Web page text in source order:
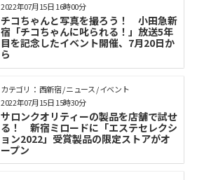
チコちゃんと写真を撮ろう！ 小田急新
宿「チコちゃんに叱られる！」放送5年
目を記念したイベント開催、7月20日か
ら
2022年07月15日 16時00分
カテゴリ： 西新宿 / ニュース / イベント
サロンクオリティーの製品を店舗で試せ
る！ 新宿ミロードに「エステセレクシ
ョン2022」受賞製品の限定ストアがオ
ープン
2022年07月15日 15時30分